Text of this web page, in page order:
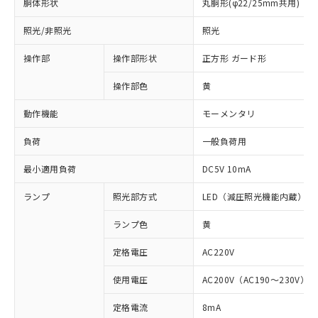
胴体形状 丸胴形(φ22/25mm共用)
照光/非照光 照光
操作部 操作部形状 正方形 ガード形
操作部色 黄
動作機能 モーメンタリ
負荷 一般負荷用
最小適用負荷 DC5V 10mA
ランプ 照光部方式 LED（減圧照光機能内蔵）
ランプ色 黄
定格電圧 AC220V
使用電圧 AC200V（AC190～230V）
定格電流 8mA
※1 対応状況
対応済み：EU RoHS指令（10物質）の
非含有に対応した製品が提供可能な商品で